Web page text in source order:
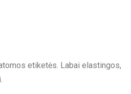
etiketės. Labai elastingos,